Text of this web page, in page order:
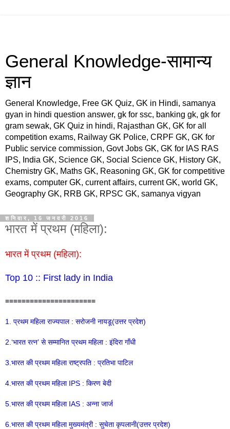
General Knowledge-सामान्य
ज्ञान
General Knowledge, Free GK Quiz, GK in Hindi, samanya
gyan in hindi question answer, gk for ssc, banking gk, gk for
gram sewak, GK Quiz in hindi, Rajasthan GK, GK for all
competition exams, Railway GK Police, CRPF GK, GK for
Public service commission, Govt Jobs GK, GK for IAS RAS
IPS, India GK, Science GK, Social Science GK, History GK,
Chemistry GK, Maths GK, Reasoning GK, GK for competitive
exams, computer GK, current affairs, current GK, world GK,
Geography GK, RRB GK, RPSC GK, samanya vigyan
शनिवार, 16 जनवरी 2016
भारत में प्रथम (महिला):
भारत में प्रथम (महिला):
Top 10 :: First lady in India
≡≡≡≡≡≡≡≡≡≡≡≡≡≡≡≡≡≡≡≡≡≡
1. प्रथम महिला राज्यपाल : सरोजनी नायडू(उत्तर प्रदेश)
2.‘भारत रत्न’ से सम्मानित प्रथम महिला : इंदिरा गाँधी
3.भारत की प्रथम महिला राष्ट्रपति : प्रतिभा पाटिल
4.भारत की प्रथम महिला IPS : किरण बेदी
5.भारत की प्रथम महिला IAS : अन्ना जार्ज
6.भारत की प्रथम महिला मुख्यमंत्री : सुचेता कृपलानी(उत्तर प्रदेश)